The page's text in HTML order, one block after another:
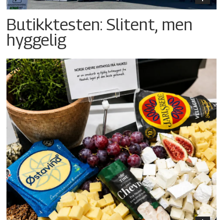
Butikktesten: Slitent, men
hyggelig